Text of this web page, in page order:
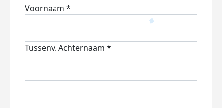
Voornaam *
Tussenv. Achternaam *